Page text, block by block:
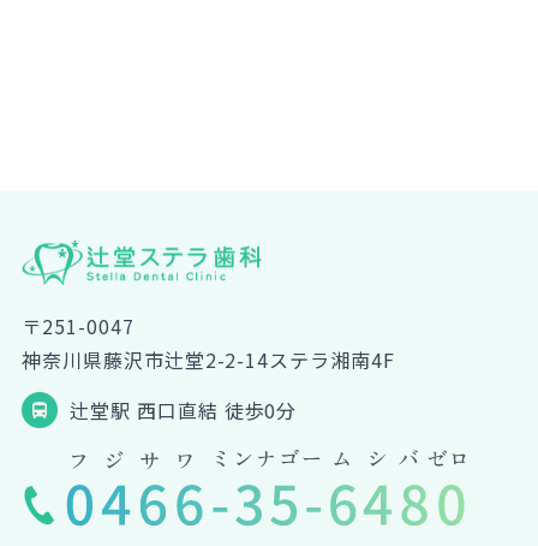
〒251-0047
神奈川県藤沢市辻堂2-2-14ステラ湘南4F
辻堂駅 西口直結 徒歩0分